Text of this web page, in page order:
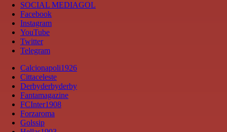
SOCIAL MEDIAGOL
Facebook
Instagram
YouTube
Twitter
Telegram
Calcionapoli1926
Cittaceleste
Derbyderbyderby
Fantamagazine
FCInter1908
Forzaroma
Golssip